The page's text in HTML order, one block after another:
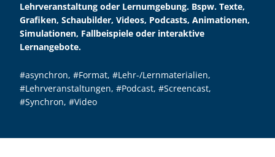
Lehrveranstaltung oder Lernumgebung. Bspw. Texte,
Grafiken, Schaubilder, Videos, Podcasts, Animationen,
Simulationen, Fallbeispiele oder interaktive
Lernangebote.
#asynchron, #Format, #Lehr-/Lernmaterialien,
#Lehrveranstaltungen, #Podcast, #Screencast,
#Synchron, #Video